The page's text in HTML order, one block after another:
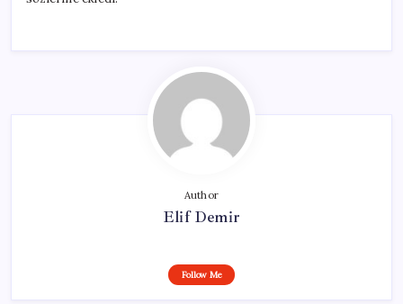
Author
Elif Demir
Follow Me